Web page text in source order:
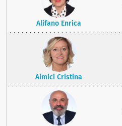
Alifano Enrica
Almici Cristina